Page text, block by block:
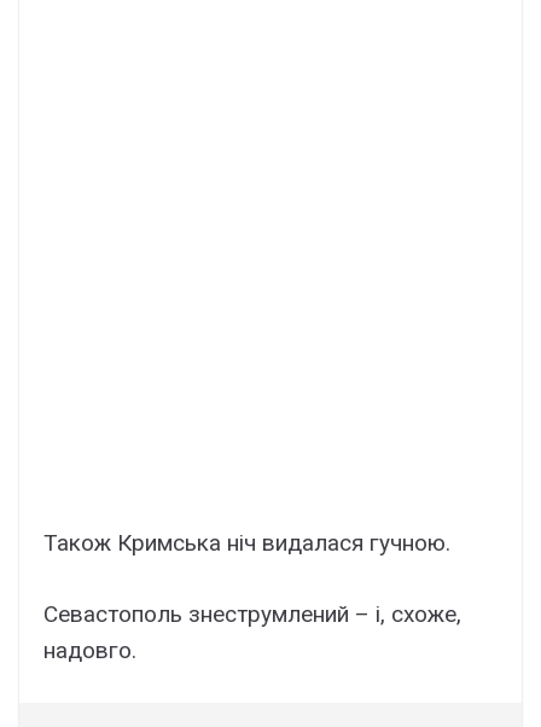
Також Кримська ніч видалася гучною.
Севастополь знеструмлений – і, схоже,
надовго.